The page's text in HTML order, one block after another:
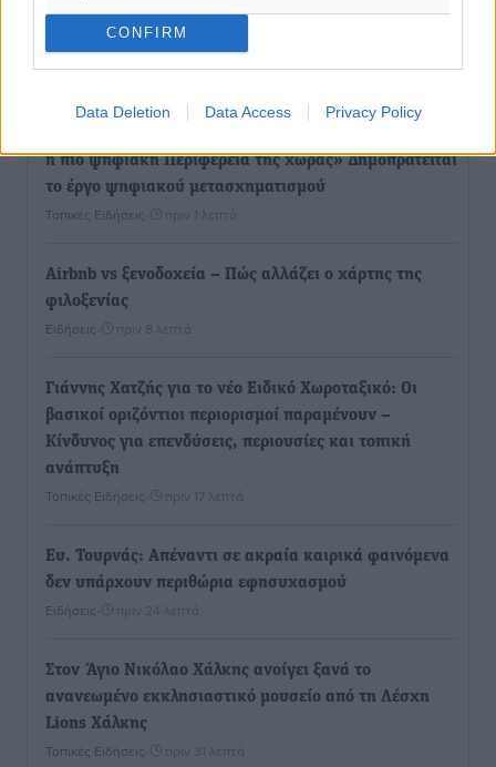
CONFIRM
Data Deletion Data Access Privacy Policy
Ροή ειδήσεων
η πιο ψηφιακή Περιφέρεια της χώρας» Δημοπρατείται
το έργο ψηφιακού μετασχηματισμού
Τοπικές Ειδήσεις πριν 1 λεπτό
Airbnb vs ξενοδοχεία – Πώς αλλάζει ο χάρτης της
φιλοξενίας
Ειδήσεις πριν 8 λεπτά
Γιάννης Χατζής για το νέο Ειδικό Χωροταξικό: Οι
βασικοί οριζόντιοι περιορισμοί παραμένουν –
Κίνδυνος για επενδύσεις, περιουσίες και τοπική
ανάπτυξη
Τοπικές Ειδήσεις πριν 17 λεπτά
Ευ. Τουρνάς: Απέναντι σε ακραία καιρικά φαινόμενα
δεν υπάρχουν περιθώρια εφησυχασμού
Ειδήσεις πριν 24 λεπτά
Στον Άγιο Νικόλαο Χάλκης ανοίγει ξανά το
ανανεωμένο εκκλησιαστικό μουσείο από τη Λέσχη
Lions Χάλκης
Τοπικές Ειδήσεις πριν 31 λεπτά